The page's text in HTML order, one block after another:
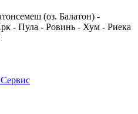
(оз. Балатон) -
- Пула - Ровинь - Хум - Риека